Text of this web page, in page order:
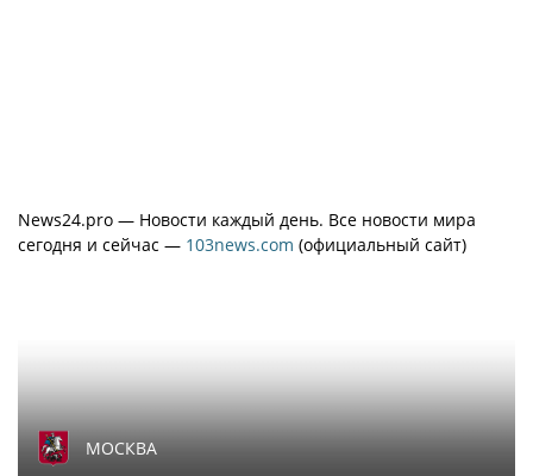
News24.pro — Новости каждый день. Все новости мира
сегодня и сейчас — 103news.com (официальный сайт)
МОСКВА